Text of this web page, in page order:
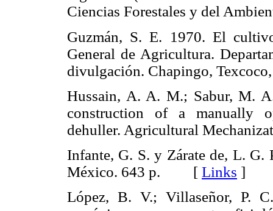
Ciencias Forestales y del
Guzmán, S. E. 1970. El
General de Agricultura.
divulgación. Chapingo,
Hussain, A. A. M.; Sabur, M.
construction of a manually
dehuller. Agricultural
Infante, G. S. y Zárate de, L. G.
México. 643 p. [ Links ]
López, B. V.; Villaseñor, P.